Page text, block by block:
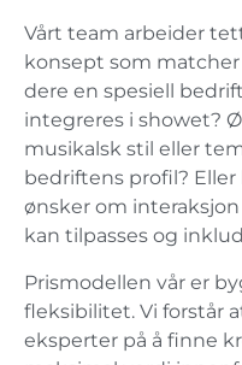
Vårt team arbeider
konsept som
dere en spesiell
integreres i showet?
musikalsk stil eller
bedriftens profil?
ønsker om
kan tilpasses og
Prismodellen vår er
fleksibilitet. Vi forstår
eksperter på å finne